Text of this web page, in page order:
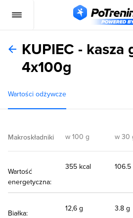
KUPIEC - kasza
4x100g
Wartości odżywcze
Makroskładniki w 100 g w 30
Wartość
energetyczna:
355 kcal 106.5
Białka:
12,6 g 3.8 g